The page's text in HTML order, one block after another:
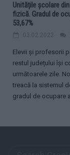
Unitățile școlare
fizică. Gradul de
53,67%
03.02.2022
Elevii și profesorii
restul județului își
următoarele zile.
treacă la sistemul
gradul de ocupare